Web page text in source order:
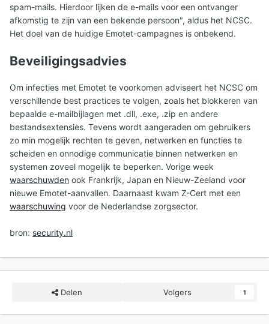
spam-mails. Hierdoor lijken de e-mails voor een ontvanger
afkomstig te zijn van een bekende persoon", aldus het NCSC.
Het doel van de huidige Emotet-campagnes is onbekend.
Beveiligingsadvies
Om infecties met Emotet te voorkomen adviseert het NCSC om
verschillende best practices te volgen, zoals het blokkeren van
bepaalde e-mailbijlagen met .dll, .exe, .zip en andere
bestandsextensies. Tevens wordt aangeraden om gebruikers
zo min mogelijk rechten te geven, netwerken en functies te
scheiden en onnodige communicatie binnen netwerken en
systemen zoveel mogelijk te beperken. Vorige week
waarschuwden ook Frankrijk, Japan en Nieuw-Zeeland voor
nieuwe Emotet-aanvallen. Daarnaast kwam Z-Cert met een
waarschuwing voor de Nederlandse zorgsector.
bron: security.nl
Delen Volgers 1